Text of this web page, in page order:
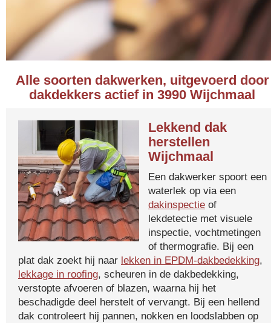
Alle soorten dakwerken, uitgevoerd door
dakdekkers actief in 3990 Wijchmaal
Lekkend dak
herstellen
Wijchmaal
Een dakwerker spoort een
waterlek op via een
dakinspectie of
lekdetectie met visuele
inspectie, vochtmetingen
of thermografie. Bij een
plat dak zoekt hij naar lekken in EPDM-dakbedekking,
lekkage in roofing, scheuren in de dakbedekking,
verstopte afvoeren of blazen, waarna hij het
beschadigde deel herstelt of vervangt. Bij een hellend
dak controleert hij pannen, nokken en loodslabben op